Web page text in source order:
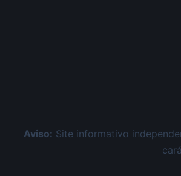
Aviso: Site informativo